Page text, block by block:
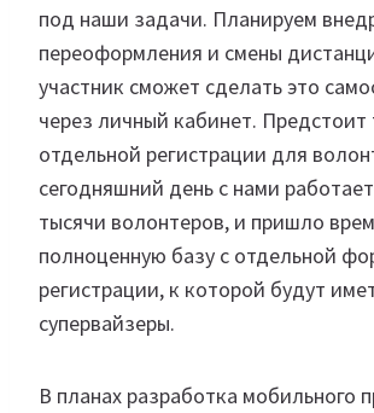
под наши задачи. Планируем
переоформления и смены
участник сможет сделать это
через личный кабинет. Предстоит
отдельной регистрации для
сегодняшний день с нами
тысячи волонтеров, и пришло
полноценную базу с отдельной
регистрации, к которой будут
супервайзеры.
В планах разработка мобильного